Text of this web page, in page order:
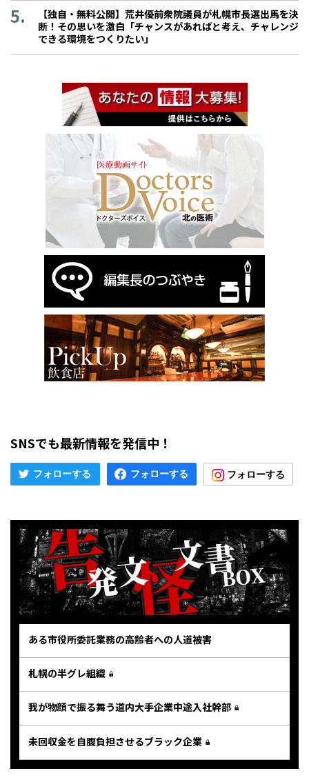
【独自・無料公開】荒井優前衆院議員が札幌市長選出馬を決
断！その思いを激白「チャンスがあればと考え、チャレンジ
できる環境をつくりたい」
SNSでも最新情報を発信中！
ある市役所委託業務の高齢者への人道被害
札幌の半グレ組織
我が物顔で振る舞う道内大手企業中途入社幹部
未回収金を自腹負担させるブラック企業